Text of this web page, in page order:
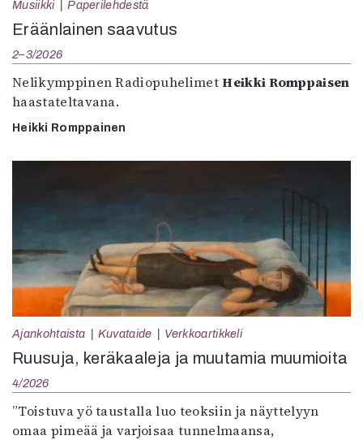
Musiikki Paperilehdestä
Eräänlainen saavutus
2–3/2026
Nelikymppinen RadiopuhelimetHeikki Romppaisen
haastateltavana.
Heikki Romppainen
Ajankohtaista Kuvataide Verkkoartikkeli
Ruusuja, keräkaaleja ja muutamia muumioita
4/2026
”Toistuva yö taustalla luo teoksiin ja näyttelyyn
omaa pimeää ja varjoisaa tunnelmaansa,